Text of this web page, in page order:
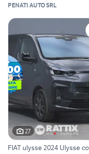
PENATI AUTO SRL
27
FIAT ulysse 2024 Ulysse